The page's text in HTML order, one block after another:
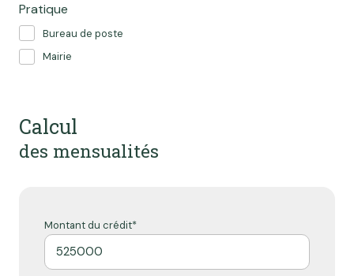
Pratique
Bureau de poste
Mairie
Calcul
des mensualités
Montant du crédit*